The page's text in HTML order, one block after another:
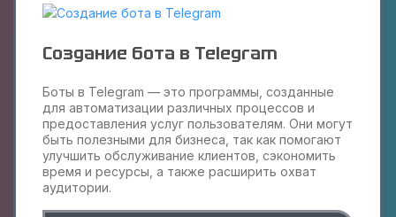
Создание бота в Telegram
Боты в Telegram — это программы, созданные
для автоматизации различных процессов и
предоставления услуг пользователям. Они могут
быть полезными для бизнеса, так как помогают
улучшить обслуживание клиентов, сэкономить
время и ресурсы, а также расширить охват
аудитории.